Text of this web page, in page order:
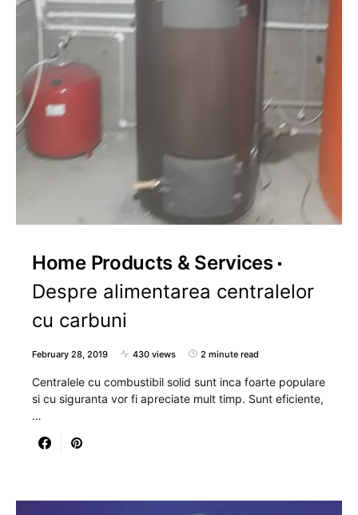
Home Products & Services
Despre alimentarea centralelor
cu carbuni
February 28, 2019 430 views 2 minute read
Centralele cu combustibil solid sunt inca foarte populare
si cu siguranta vor fi apreciate mult timp. Sunt eficiente,
…